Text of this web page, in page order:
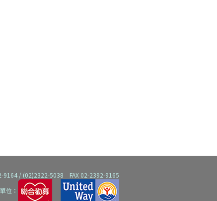
9164 / (02)2322-5038 FAX 02-2392-9165
位：